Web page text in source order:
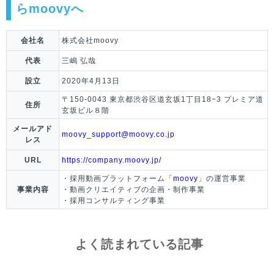
らmoovyへ
会社名 株式会社moovy
代表 三嶋 弘哉
設立 2020年4月13日
住所
〒150-0043 東京都渋谷区道玄坂1丁目18−3 プレミア道
玄坂ビル８階
メールアド
レス
moovy_support@moovy.co.jp
URL https://company.moovy.jp/
事業内容
・採用動画プラットフォーム「 moovy 」の運営事業
・動画クリエイティブの企画・制作事業
・採用コンサルティング事業
よく読まれている記事